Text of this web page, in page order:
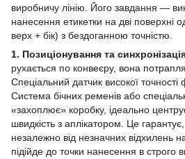
виробничу лінію. Його завдання —
нанесення етикетки на дві поверхні
верх + бік) з бездоганною точністю.
1. Позиціонування та
рухається по конвеєру, вона
Спеціальний датчик високої точності
Система бічних ременів або
«захоплює» коробку, ідеально центрує
швидкість з аплікатором. Це
незалежно від незначних відхилень
підійде до точки нанесення в строго